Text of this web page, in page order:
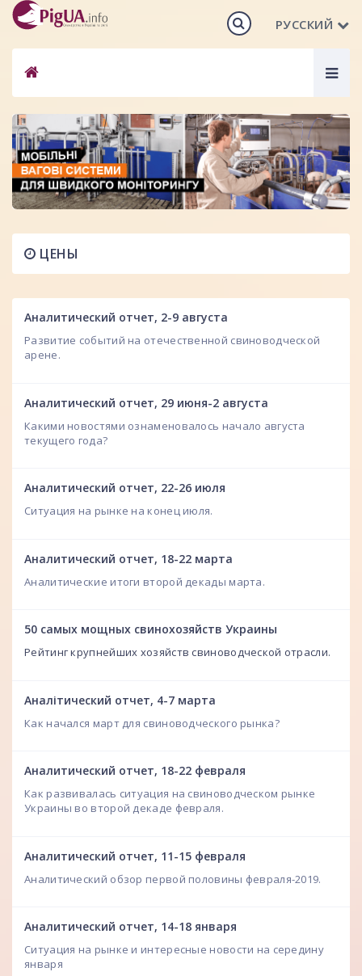
РУССКИЙ
ЦЕНЫ
Аналитический отчет, 2-9 августа
Развитие событий на отечественной свиноводческой
арене.
Аналитический отчет, 29 июня-2 августа
Какими новостями ознаменовалось начало августа
текущего года?
Аналитический отчет, 22-26 июля
Ситуация на рынке на конец июля.
Аналитический отчет, 18-22 марта
Аналитические итоги второй декады марта.
50 самых мощных свинохозяйств Украины
Рейтинг крупнейших хозяйств свиноводческой отрасли.
Аналітический отчет, 4-7 марта
Как начался март для свиноводческого рынка?
Аналитический отчет, 18-22 февраля
Как развивалась ситуация на свиноводческом рынке
Украины во второй декаде февраля.
Аналитический отчет, 11-15 февраля
Аналитический обзор первой половины февраля-2019.
Аналитический отчет, 14-18 января
Ситуация на рынке и интересные новости на середину
января